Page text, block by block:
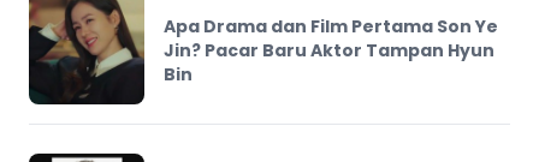
Apa Drama dan Film Pertama Son Ye
Jin? Pacar Baru Aktor Tampan Hyun
Bin